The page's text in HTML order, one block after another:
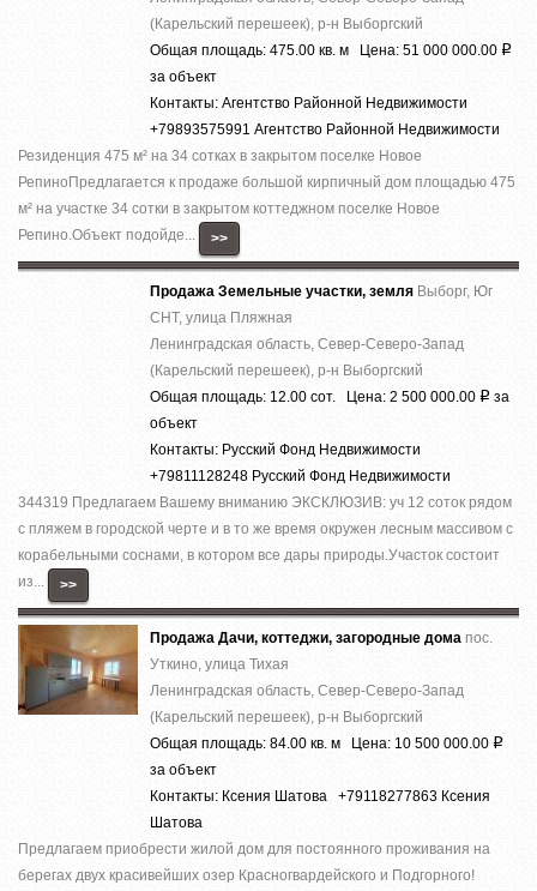
(Карельский перешеек), р-н Выборгский
Общая площадь: 475.00 кв. м Цена: 51 000 000.00 Р
за объект
Контакты: Агентство Районной Недвижимости
+79893575991 Агентство Районной Недвижимости
Резиденция 475 м² на 34 сотках в закрытом поселке Новое
РепиноПредлагается к продаже большой кирпичный дом площадью 475
м² на участке 34 сотки в закрытом коттеджном поселке Новое
Репино.Объект подойде...
>>
Продажа Земельные участки, земля Выборг, Юг
СНТ, улица Пляжная
Ленинградская область, Север-Северо-Запад
(Карельский перешеек), р-н Выборгский
Общая площадь: 12.00 сот. Цена: 2 500 000.00 Р за
объект
Контакты: Русский Фонд Недвижимости
+79811128248 Русский Фонд Недвижимости
344319 Предлагаем Вашему вниманию ЭКСКЛЮЗИВ: уч 12 соток рядом
с пляжем в городской черте и в то же время окружен лесным массивом с
корабельными соснами, в котором все дары природы.Участок состоит
из...
>>
Продажа Дачи, коттеджи, загородные дома пос.
Уткино, улица Тихая
Ленинградская область, Север-Северо-Запад
(Карельский перешеек), р-н Выборгский
Общая площадь: 84.00 кв. м Цена: 10 500 000.00 Р
за объект
Контакты: Ксения Шатова +79118277863 Ксения
Шатова
Предлагаем приобрести жилой дом для постоянного проживания на
берегах двух красивейших озер Красногвардейского и Подгорного!